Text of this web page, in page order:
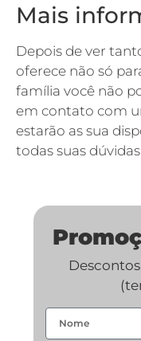
Mais
Depois de ver
oferece não só
família você não
em contato com
estarão as sua
todas suas